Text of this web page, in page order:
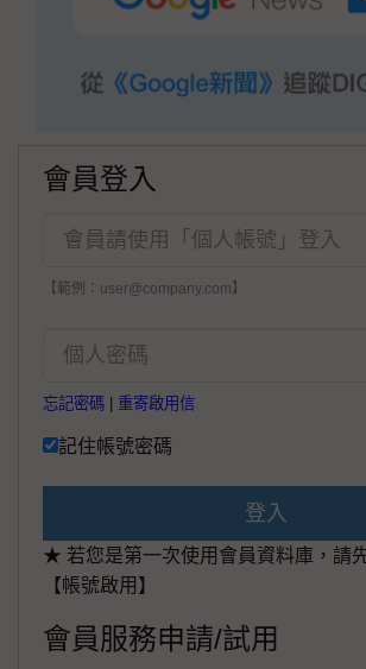
會員登入
【範例：user@company.com】
忘記密碼 重寄啟用信
記住帳號密碼
登入
★ 若您是第一次使用會員資料庫，請
【帳號啟用】
會員服務申請/試用